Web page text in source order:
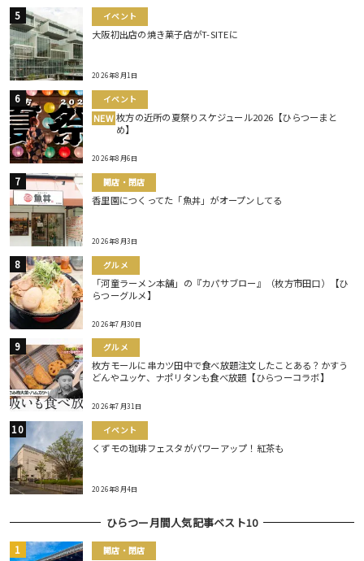
イベント
大阪初出店の焼き菓子店がT-SITEに
2026年8月1日
イベント
NEW 枚方の近所の夏祭りスケジュール2026【ひらつーまと
め】
2026年8月6日
開店・閉店
香里園につくってた「魚丼」がオープンしてる
2026年8月3日
グルメ
「河童ラーメン本舗」の『カパサブロー』（枚方市田口）【ひ
らつーグルメ】
2026年7月30日
グルメ
枚方モールに串カツ田中で食べ放題注文したことある？かすう
どんやユッケ、ナポリタンも食べ放題【ひらつーコラボ】
2026年7月31日
イベント
くずモの珈琲フェスタがパワーアップ！紅茶も
2026年8月4日
ひらつー月間人気記事ベスト10
開店・閉店